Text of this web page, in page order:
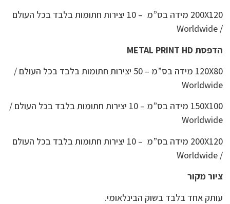
200X120 מידה בס”מ – 10 יצירות חתומות בלבד בכל העולם
/ Worldwide
הדפסת METAL PRINT HD
120X80 מידה בס”מ – 50 יצירות חתומות בלבד בכל העולם /
Worldwide
150X100 מידה בס”מ – 10 יצירות חתומות בלבד בכל העולם /
Worldwide
200X120 מידה בס”מ – 10 יצירות חתומות בלבד בכל העולם
/ Worldwide
ציור מקור
עותק אחד בלבד בשוק הבינלאומי.